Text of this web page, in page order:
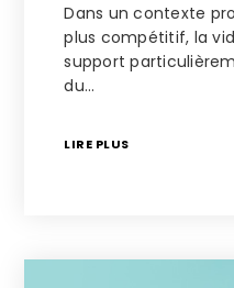
Dans un contexte
plus compétitif, la
support
du…
LIRE PLUS